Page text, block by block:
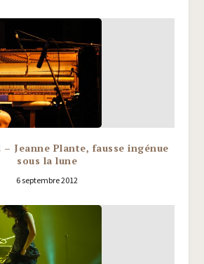
– Jeanne Plante, fausse ingénue
sous la lune
6 septembre 2012